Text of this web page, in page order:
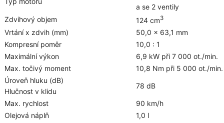
a se 2 ventily
Zdvihový objem
124 cm3
Vrtání x zdvih (mm)
50,0 x 63,1 mm
Kompresní poměr
10,0 : 1
Maximální výkon
6,9 kW při 7 000 ot./min.
Max. točivý moment
10,8 Nm při 5 000 ot./min.
Úroveň hluku (dB)
Hlučnost v klidu
78 dB
Max. rychlost
90 km/h
Olejová náplň
1,0 l